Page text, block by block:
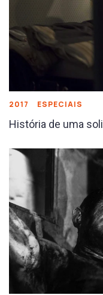
2017 ESPECIAIS
História de uma